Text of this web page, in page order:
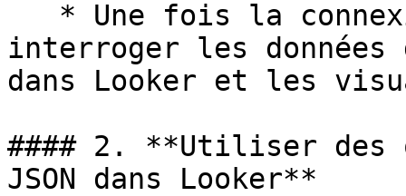
interroger les données
dans Looker et les
#### 2. **Utiliser des
JSON dans Looker**